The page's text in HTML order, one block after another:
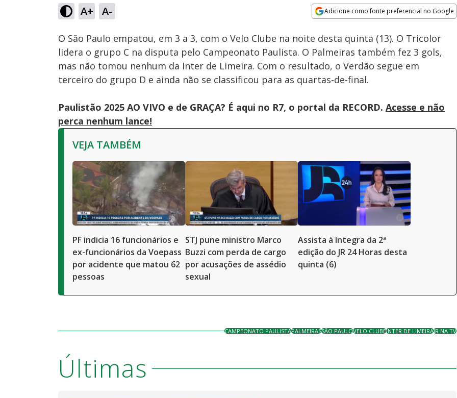
A+ A- Adicione como fonte preferencial no Google
Ativar
Som
Velocidade
O São Paulo empatou, em 3 a 3, com o Velo Clube na noite desta quinta (13). O Tricolor
lidera o grupo C na disputa pelo Campeonato Paulista. O Palmeiras também fez 3 gols,
mas não tomou nenhum da Inter de Limeira. Com o resultado, o Verdão segue em
terceiro do grupo D e ainda não se classificou para as quartas-de-final.
Paulistão 2025 AO VIVO e de GRAÇA? É aqui no R7, o portal da RECORD. Acesse e não
perca nenhum lance!
VEJA TAMBÉM
PF indicia 16 funcionários e
ex-funcionários da Voepass
por acidente que matou 62
pessoas
STJ pune ministro Marco
Buzzi com perda de cargo
por acusações de assédio
sexual
Assista à íntegra da 2ª
edição do JR 24 Horas desta
quinta (6)
CAMPEONATO PAULISTAPALMEIRASSÃO PAULOVELO CLUBEINTER DE LIMEIRAJR NA TV
Últimas